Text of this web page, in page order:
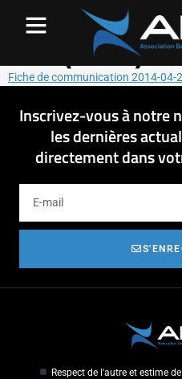
2014-04-20
Dan (Havré)
Fiche de communication 2014-04-
Inscrivez-vous à notre
les dernières
directement dans
Respect de l'autre et estime